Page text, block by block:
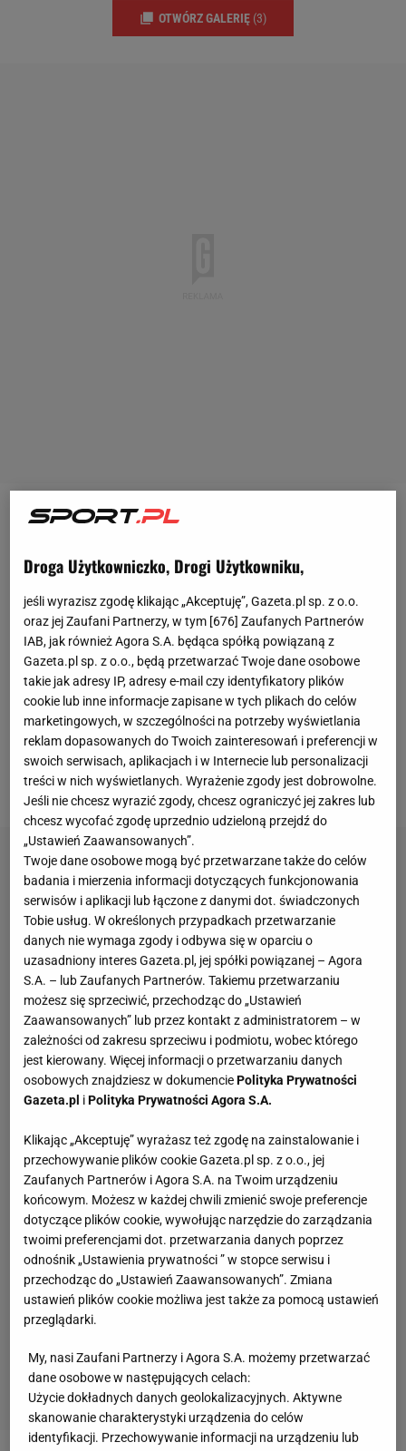
OTWÓRZ GALERIĘ (3)
Na walkę Tomasza Adamka z Kasjuszem "Don
polskichfreak fightów. Życiński wielokrotnie
atakował byłego zawodowego mistrza świata w
boksie, wyzywał od alkoholików, aż w końcu udało
mu się z nim stanąćokow oko na gali FAME 22 na
Stadionie Narodowym w Warszawie. Wielu fanów
Życińskiego mogło jednak poczuć rozczarowanie.
Wszystko przez to, co zaprezentował w klatce. 32-
latka postanowił ostro skrytykować nawet... Marcin
Gortat.
Droga Użytkowniczko, Drogi Użytkowniku,
jeśli wyrazisz zgodę klikając „Akceptuję”, Gazeta.pl sp. z o.o.
oraz jej Zaufani Partnerzy, w tym [676] Zaufanych Partnerów
IAB, jak również Agora S.A. będąca spółką powiązaną z
Gazeta.pl sp. z o.o., będą przetwarzać Twoje dane osobowe
takie jak adresy IP, adresy e-mail czy identyfikatory plików
cookie lub inne informacje zapisane w tych plikach do celów
marketingowych, w szczególności na potrzeby wyświetlania
reklam dopasowanych do Twoich zainteresowań i preferencji w
swoich serwisach, aplikacjach i w Internecie lub personalizacji
treści w nich wyświetlanych. Wyrażenie zgody jest dobrowolne.
Jeśli nie chcesz wyrazić zgody, chcesz ograniczyć jej zakres lub
chcesz wycofać zgodę uprzednio udzieloną przejdź do
„Ustawień Zaawansowanych”.
Twoje dane osobowe mogą być przetwarzane także do celów
badania i mierzenia informacji dotyczących funkcjonowania
serwisów i aplikacji lub łączone z danymi dot. świadczonych
Tobie usług. W określonych przypadkach przetwarzanie
danych nie wymaga zgody i odbywa się w oparciu o
uzasadniony interes Gazeta.pl, jej spółki powiązanej – Agora
S.A. – lub Zaufanych Partnerów. Takiemu przetwarzaniu
możesz się sprzeciwić, przechodząc do „Ustawień
Zaawansowanych” lub przez kontakt z administratorem – w
zależności od zakresu sprzeciwu i podmiotu, wobec którego
jest kierowany. Więcej informacji o przetwarzaniu danych
osobowych znajdziesz w dokumenciePolityka Prywatności
Gazeta.pl iPolityka Prywatności Agora S.A.
Klikając „Akceptuję” wyrażasz też zgodę na zainstalowanie i
przechowywanie plików cookie Gazeta.pl sp. z o.o., jej
Zaufanych Partnerów i Agora S.A. na Twoim urządzeniu
końcowym. Możesz w każdej chwili zmienić swoje preferencje
dotyczące plików cookie, wywołując narzędzie do zarządzania
twoimi preferencjami dot. przetwarzania danych poprzez
odnośnik „Ustawienia prywatności ” w stopce serwisu i
przechodząc do „Ustawień Zaawansowanych”. Zmiana
ustawień plików cookie możliwa jest także za pomocą ustawień
przeglądarki.
My, nasi Zaufani Partnerzy i Agora S.A. możemy przetwarzać
dane osobowe w następujących celach:
Użycie dokładnych danych geolokalizacyjnych. Aktywne
skanowanie charakterystyki urządzenia do celów
identyfikacji. Przechowywanie informacji na urządzeniu lub